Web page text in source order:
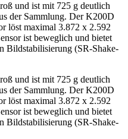
und ist mit 725 g deutlich
der Sammlung. Der K200D
löst maximal 3.872 x 2.592
ist beweglich und bietet
Bildstabilisierung (SR-Shake-
und ist mit 725 g deutlich
der Sammlung. Der K200D
löst maximal 3.872 x 2.592
ist beweglich und bietet
Bildstabilisierung (SR-Shake-